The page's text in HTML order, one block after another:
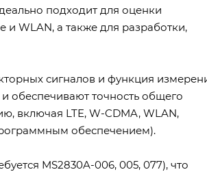
подходит для оценки
WLAN, а также для разработки,
сигналов и функция
обеспечивают точность общего
включая LTE, W-CDMA, WLAN,
обеспечением).
MS2830A-006, 005, 077), что